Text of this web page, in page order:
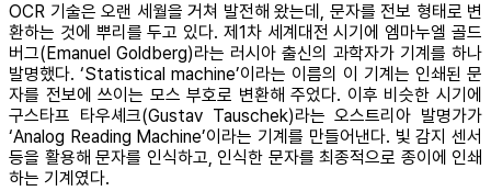
OCR 기술은 오랜 세월을 거쳐 발전해 왔는데, 문자를 전보 형태로 변
환하는 것에 뿌리를 두고 있다. 제1차 세계대전 시기에 엠마누엘 골드
버그(Emanuel Goldberg)라는 러시아 출신의 과학자가 기계를 하나
발명했다. ‘Statistical machine’이라는 이름의 이 기계는 인쇄된 문
자를 전보에 쓰이는 모스 부호로 변환해 주었다. 이후 비슷한 시기에
구스타프 타우셰크(Gustav Tauschek)라는 오스트리아 발명가가
‘Analog Reading Machine’이라는 기계를 만들어낸다. 빛 감지 센서
등을 활용해 문자를 인식하고, 인식한 문자를 최종적으로 종이에 인쇄
하는 기계였다.